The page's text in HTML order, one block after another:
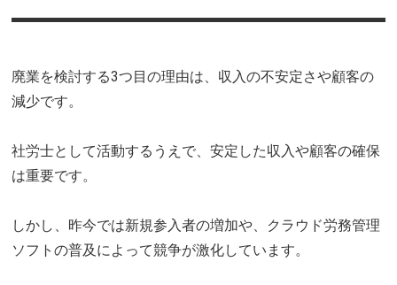
廃業を検討する3つ目の理由は、収入の不安定さや顧客の
減少です。
社労士として活動するうえで、安定した収入や顧客の確保
は重要です。
しかし、昨今では新規参入者の増加や、クラウド労務管理
ソフトの普及によって競争が激化しています。